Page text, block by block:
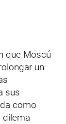
que Moscú
un
sus
como
dilema